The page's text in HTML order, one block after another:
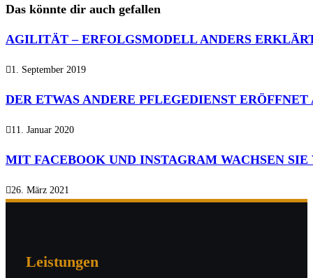
Das könnte dir auch gefallen
AGILITÄT – ERFOLGSMODELL ANDERS
1. September 2019
DER ETWAS ANDERE PFLEGEDIENST ERÖFFNET
11. Januar 2020
MIT FACEBOOK UND INSTAGRAM WACHSEN
26. März 2021
Leistungen